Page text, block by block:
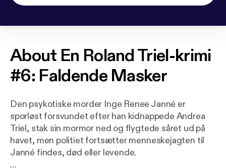
About En Roland Triel-krimi
#6: Faldende Masker
Den psykotiske morder Inge Renee Janné er
sporløst forsvundet efter han kidnappede Andrea
Triel, stak sin mormor ned og flygtede såret ud på
havet, men politiet fortsætter menneskejagten til
Janné findes, død eller levende.